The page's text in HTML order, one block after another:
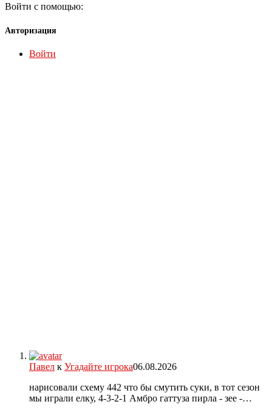
Войти с помощью:
Авторизация
Войти
Павел к Угадайте игрока06.08.2026
нарисовали схему 442 что бы смутить суки, в тот сезон
мы играли елку, 4-3-2-1 Амбро гаттуза пирла - зее -…